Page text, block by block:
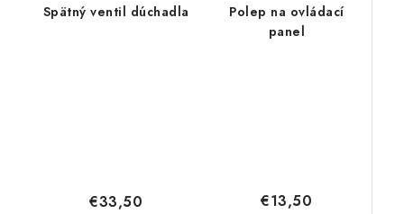
Spätný ventil dúchadla
€33,50
Polep na ovládací
panel
€13,50